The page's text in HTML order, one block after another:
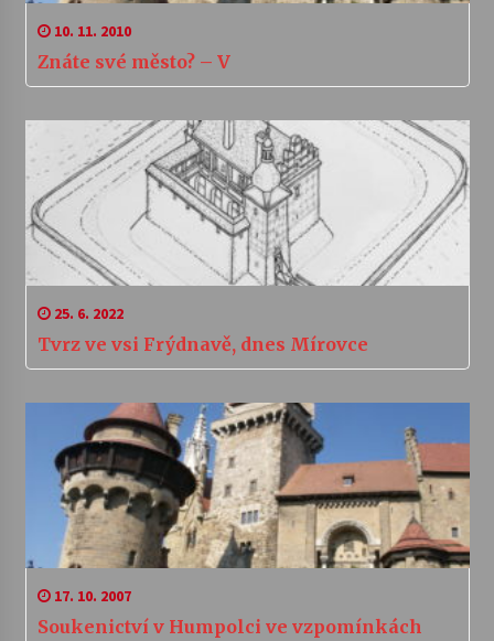
10. 11. 2010
Znáte své město? – V
25. 6. 2022
Tvrz ve vsi Frýdnavě, dnes Mírovce
17. 10. 2007
Soukenictví v Humpolci ve vzpomínkách